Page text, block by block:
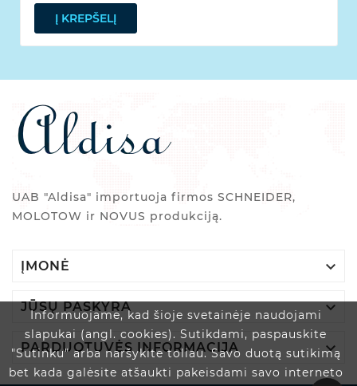
Informuojame, kad šioje svetainėje naudojami
slapukai (angl. cookies). Sutikdami, paspauskite
"Sutinku" arba naršykite toliau. Savo duotą sutikimą
bet kada galėsite atšaukti pakeisdami savo interneto
Į KREPŠELĮ
UAB "Aldisa" importuoja firmos SCHNEIDER,
MOLOTOW ir NOVUS produkciją.
ĮMONĖ 
JŪSŲ PASKYRA 
PARDUOTUVĖS INFORMACIJA 